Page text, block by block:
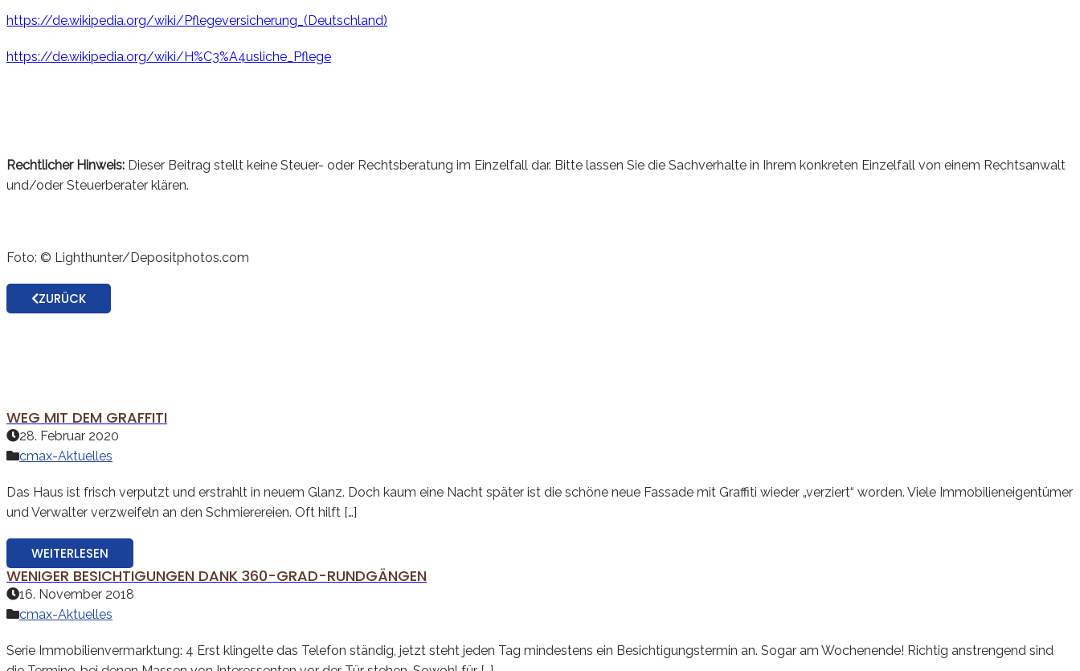
https://de.wikipedia.org/wiki/Pflegeversicherung_(Deutschland)
https://de.wikipedia.org/wiki/H%C3%A4usliche_Pflege
Rechtlicher Hinweis: Dieser Beitrag stellt keine Steuer- oder Rechtsberatung im Einzelfall dar. Bitte lassen Sie die Sachverhalte in Ihrem konkreten Einzelfall von einem Rechtsanwalt
und/oder Steuerberater klären.
Foto: © Lighthunter/Depositphotos.com
ZURÜCK
WEG MIT DEM GRAFFITI
28. Februar 2020
cmax-Aktuelles
Das Haus ist frisch verputzt und erstrahlt in neuem Glanz. Doch kaum eine Nacht später ist die schöne neue Fassade mit Graffiti wieder „verziert“ worden. Viele Immobilieneigentümer
und Verwalter verzweifeln an den Schmierereien. Oft hilft […]
WEITERLESEN
WENIGER BESICHTIGUNGEN DANK 360-GRAD-RUNDGÄNGEN
16. November 2018
cmax-Aktuelles
Serie Immobilienvermarktung: 4 Erst klingelte das Telefon ständig, jetzt steht jeden Tag mindestens ein Besichtigungstermin an. Sogar am Wochenende! Richtig anstrengend sind